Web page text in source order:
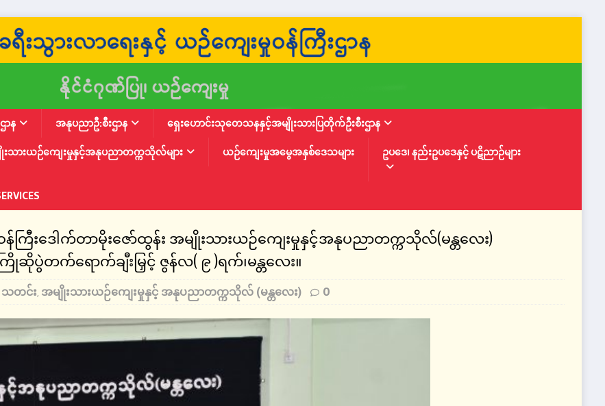
ာန အနုပညာဦ:စီးဌာန
ရှေးဟောင်းသုတေသနနှင့်အမျိုးသားပြတိုက်ဦးစီးဌာန
သားယဉ်ကျေးမှုနှင့်အနုပညာတက္ကသိုလ်များ ယဉ်ကျေးမှုအမွေအနှစ်ဒေသများ ဥပဒေ၊ နည်းဥပဒေနှင့် ပဋိညာဉ်များ
ကြီးဒေါက်တာမိုးဇော်ထွန်း အမျိုးသားယဉ်ကျေးမှုနှင့်အနုပညာတက္ကသိုလ်(မန္တလေး)
ပွဲတက်ရောက်ချီးမြှင့် ဇွန်လ( ၉ )ရက်၊မန္တလေး။
သတင်း, အမျိုးသားယဉ်ကျေးမှုနှင့် အနုပညာတက္ကသိုလ် (မန္တလေး) 0